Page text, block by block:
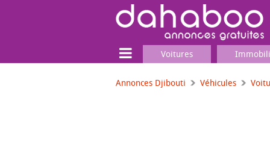
Voitures
Annonces Djibouti Véhicules